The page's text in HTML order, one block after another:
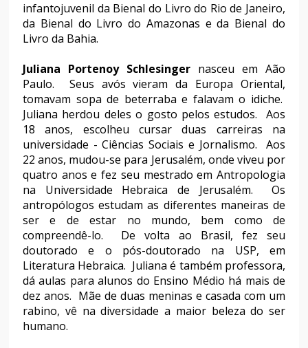
infantojuvenil da Bienal do Livro do Rio de Janeiro,
da Bienal do Livro do Amazonas e da Bienal do
Livro da Bahia.
Juliana Portenoy Schlesinger nasceu em Aão
Paulo. Seus avós vieram da Europa Oriental,
tomavam sopa de beterraba e falavam o idiche.
Juliana herdou deles o gosto pelos estudos. Aos
18 anos, escolheu cursar duas carreiras na
universidade - Ciências Sociais e Jornalismo. Aos
22 anos, mudou-se para Jerusalém, onde viveu por
quatro anos e fez seu mestrado em Antropologia
na Universidade Hebraica de Jerusalém. Os
antropólogos estudam as diferentes maneiras de
ser e de estar no mundo, bem como de
compreendê-lo. De volta ao Brasil, fez seu
doutorado e o pós-doutorado na USP, em
Literatura Hebraica. Juliana é também professora,
dá aulas para alunos do Ensino Médio há mais de
dez anos. Mãe de duas meninas e casada com um
rabino, vê na diversidade a maior beleza do ser
humano.